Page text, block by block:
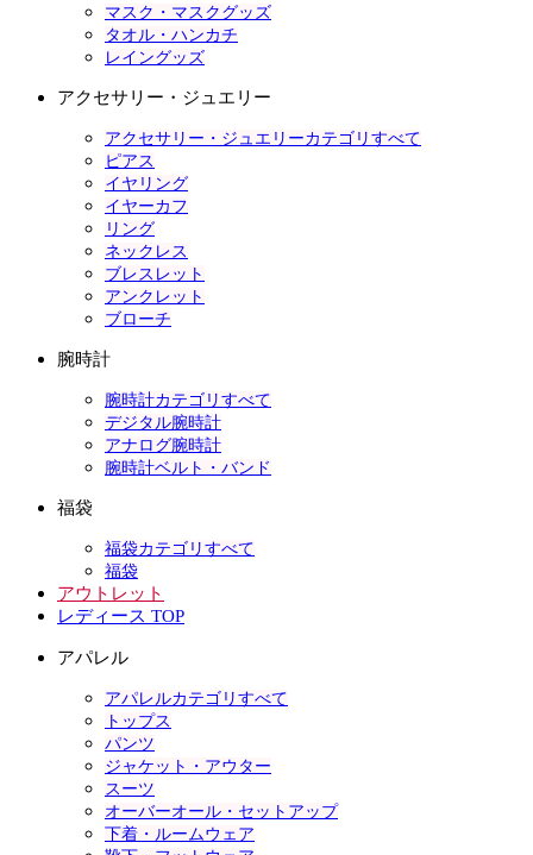
マスク・マスクグッズ
タオル・ハンカチ
レイングッズ
アクセサリー・ジュエリー
アクセサリー・ジュエリーカテゴリすべて
ピアス
イヤリング
イヤーカフ
リング
ネックレス
ブレスレット
アンクレット
ブローチ
腕時計
腕時計カテゴリすべて
デジタル腕時計
アナログ腕時計
腕時計ベルト・バンド
福袋
福袋カテゴリすべて
福袋
アウトレット
レディース TOP
アパレル
アパレルカテゴリすべて
トップス
パンツ
ジャケット・アウター
スーツ
オーバーオール・セットアップ
下着・ルームウェア